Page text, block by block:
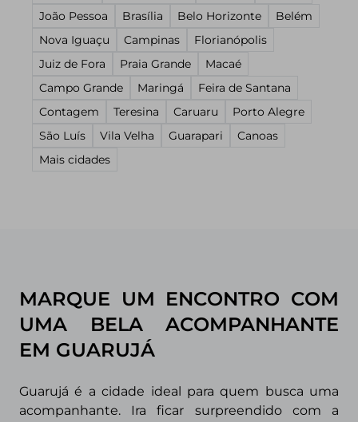
João Pessoa
Brasília Belo Horizonte
Belém
Nova Iguaçu
Campinas
Florianópolis
Juiz de Fora
Praia Grande
Macaé
Campo Grande
Maringá
Feira de Santana
Contagem
Teresina Caruaru
Porto Alegre
São Luís
Vila Velha Guarapari
Canoas
Mais cidades
MARQUE UM ENCONTRO COM
UMA BELA ACOMPANHANTE
EM GUARUJÁ
Guarujá é a cidade ideal para quem busca uma
acompanhante. Ira ficar surpreendido com a